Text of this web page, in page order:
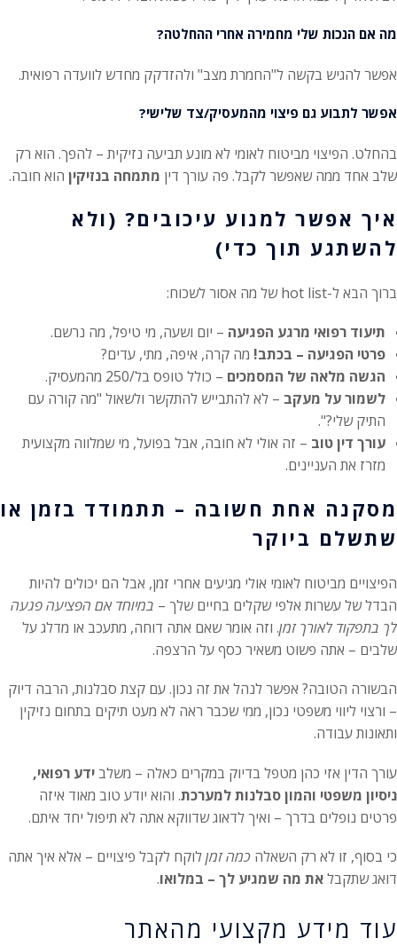
מה אם הנכות שלי מחמירה אחרי ההחלטה?
אפשר להגיש בקשה ל"החמרת מצב" ולהזדקק מחדש לוועדה רפואית.
אפשר לתבוע גם פיצוי מהמעסיק/צד שלישי?
בהחלט. הפיצוי מביטוח לאומי לא מונע תביעה נזיקית – להפך. הוא רק
שלב אחד ממה שאפשר לקבל. פה עורך דין מתמחה בנזיקין הוא חובה.
איך אפשר למנוע עיכובים? (ולא
להשתגע תוך כדי)
ברוך הבא ל-hot list של מה אסור לשכוח:
תיעוד רפואי מרגע הפגיעה – יום ושעה, מי טיפל, מה נרשם.
פרטי הפגיעה – בכתב! מה קרה, איפה, מתי, עדים?
הגשה מלאה של המסמכים – כולל טופס בל/250 מהמעסיק.
לשמור על מעקב – לא להתבייש להתקשר ולשאול "מה קורה עם
התיק שלי?".
עורך דין טוב – זה אולי לא חובה, אבל בפועל, מי שמלווה מקצועית
מזרז את העניינים.
מסקנה אחת חשובה – תתמודד בזמן או
שתשלם ביוקר
הפיצויים מביטוח לאומי אולי מגיעים אחרי זמן, אבל הם יכולים להיות
הבדל של עשרות אלפי שקלים בחיים שלך – במיוחד אם הפציעה פגעה
לך בתפקוד לאורך זמן. וזה אומר שאם אתה דוחה, מתעכב או מדלג על
שלבים – אתה פשוט משאיר כסף על הרצפה.
הבשורה הטובה? אפשר לנהל את זה נכון. עם קצת סבלנות, הרבה דיוק
– ורצוי ליווי משפטי נכון, ממי שכבר ראה לא מעט תיקים בתחום נזיקין
ותאונות עבודה.
עורך הדין אזי כהן מטפל בדיוק במקרים כאלה – משלב ידע רפואי,
ניסיון משפטי והמון סבלנות למערכת. והוא יודע טוב מאוד איזה
פרטים נופלים בדרך – ואיך לדאוג שדווקא אתה לא תיפול יחד איתם.
כי בסוף, זו לא רק השאלה כמה זמןלוקח לקבל פיצויים – אלא איך אתה
דואג שתקבלאת מה שמגיע לך – במלואו.
עוד מידע מקצועי מהאתר